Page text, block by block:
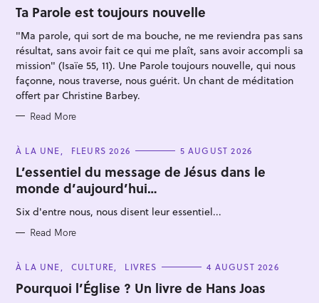
O
R
E
Ta Parole est toujours nouvelle
"Ma parole, qui sort de ma bouche, ne me reviendra pas sans
résultat, sans avoir fait ce qui me plaît, sans avoir accompli sa
mission" (Isaïe 55, 11). Une Parole toujours nouvelle, qui nous
façonne, nous traverse, nous guérit. Un chant de méditation
offert par Christine Barbey.
Read More
C
T
E
G
O
R
I
S
À LA UNE FLEURS 2026 5 AUGUST 2026
L’essentiel du message de Jésus dans le
monde d’aujourd’hui…
Six d'entre nous, nous disent leur essentiel...
Read More
C
T
E
À LA UNE CULTURE LIVRES 4 AUGUST 2026
Pourquoi l’Église ? Un livre de Hans Joas
S
a
r
c
h
f
r
: